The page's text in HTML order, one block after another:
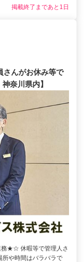
掲載終了まであと1日
さんがお休み等で
奈川県内】
★☆ 休暇等で管理人さ
所や時間はバラバラで